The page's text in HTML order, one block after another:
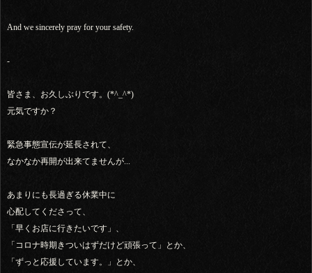
And we sincerely pray for your safety.
-
皆さま、お久しぶりです。(*^_^*)
元気ですか？
緊急事態宣伝が延長されて、
なかなか再開が出来てませんが...
あまりにも長過ぎる休業中に
心配してくださって、
「早くお店に行きたいです」、
「コロナ時期きついはずだけど頑張って」とか、
「ずっと応援しています。」とか、